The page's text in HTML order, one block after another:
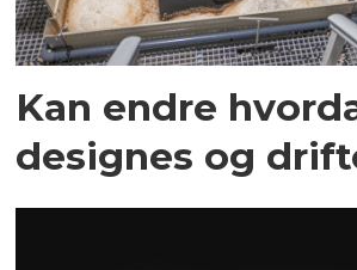
Kan endre
designes og